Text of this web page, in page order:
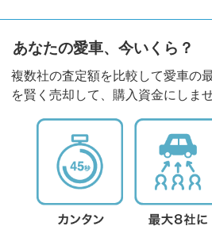
あなたの愛車、今いくら？
複数社の査定額を比較して愛車の
を賢く売却して、購入資金にしま